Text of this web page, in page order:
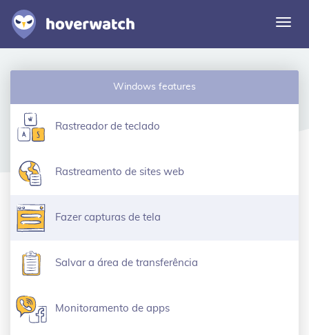
Funcionalidades
Entrar
Windows features
Rastreador de teclado
Rastreamento de sites web
Fazer capturas de tela
Salvar a área de transferência
Monitoramento de apps